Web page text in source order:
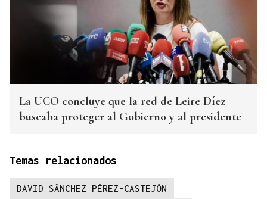
La UCO concluye que la red de Leire Díez
buscaba proteger al Gobierno y al presidente
Temas relacionados
DAVID SÁNCHEZ PÉREZ-CASTEJÓN